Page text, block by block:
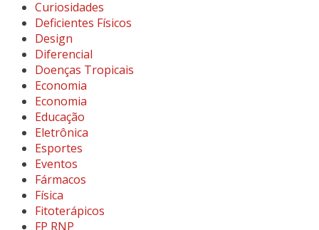
Curiosidades
Deficientes Físicos
Design
Diferencial
Doenças Tropicais
Economia
Economia
Educação
Eletrônica
Esportes
Eventos
Fármacos
Física
Fitoterápicos
FP RNP